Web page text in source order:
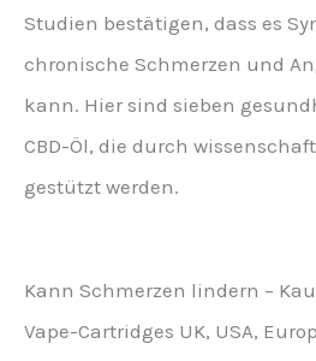
Studien bestätigen, dass es
chronische Schmerzen und
kann. Hier sind sieben
CBD-Öl, die durch
gestützt werden.
Kann Schmerzen lindern –
Vape-Cartridges UK, USA,